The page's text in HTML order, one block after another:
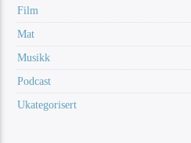
Film
Mat
Musikk
Podcast
Ukategorisert